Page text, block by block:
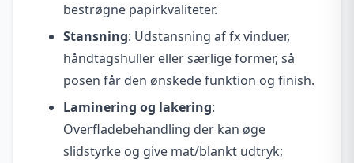
bestrøgne papirkvaliteter.
Stansning: Udstansning af fx vinduer,
håndtagshuller eller særlige former, så
posen får den ønskede funktion og finish.
Laminering og lakering:
Overfladebehandling der kan øge
slidstyrke og give mat/blankt udtryk;